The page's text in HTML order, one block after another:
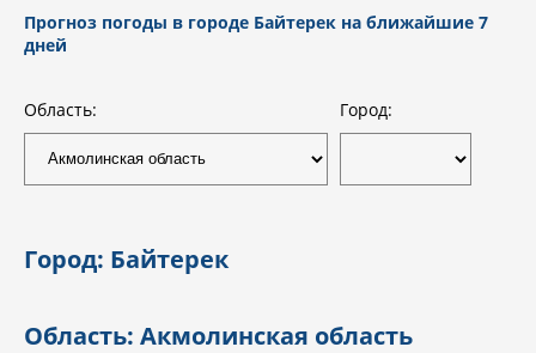
Прогноз погоды в городе Байтерек на ближайшие 7
дней
Область: Город:
Город: Байтерек
Область: Акмолинская область